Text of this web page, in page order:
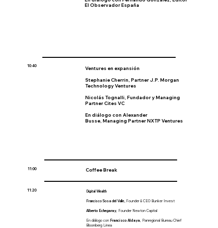
El Observador España
10:40 Ventures en expansión
Stephanie Cherrin,Partner J.P. Morgan
Technology Ventures
Nicolás Tognalli,Fundador y Managing
Partner Cites VC
En diálogo con Alexander
Busse,Managing Partner NXTP Ventures
Coffee Break
11:00
Digital Wealth
Francisco Sosa del Valle, Founder & CEO Bunker Invest
Alberto Echegaray, Founder Newton Capital
En diálogo con Francisco Aldaya, Panregional Bureau Chief
Bloomberg Linea
11:20